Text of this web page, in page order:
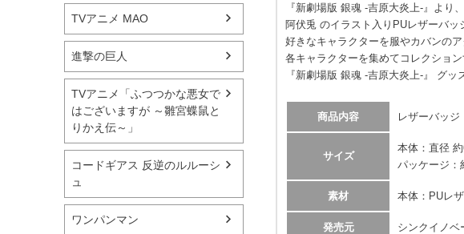
TVアニメ MAO
進撃の巨人
TVアニメ「ふつつかな悪女で
はございますが ～雛宮蝶鼠と
りかえ伝～」
コードギアス 反逆のルルーシ
ュ
ワンパンマン
『新劇場版 銀魂 -吉原大炎上-』より
阿伏兎 のイラスト入りPUレザーバッ
好きなキャラクターを服やカバンの
各キャラクターを集めてコレクショ
『新劇場版 銀魂 -吉原大炎上-』 グッ
商品内容 レザーバッジ
サイズ
本体：直径
パッケージ：
素材 本体：PUレ
発売元 シンクイノベ